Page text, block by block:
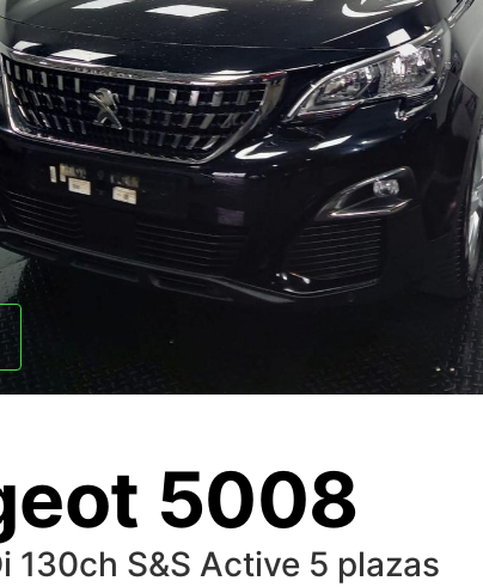
5008
130ch S&S Active 5 plazas